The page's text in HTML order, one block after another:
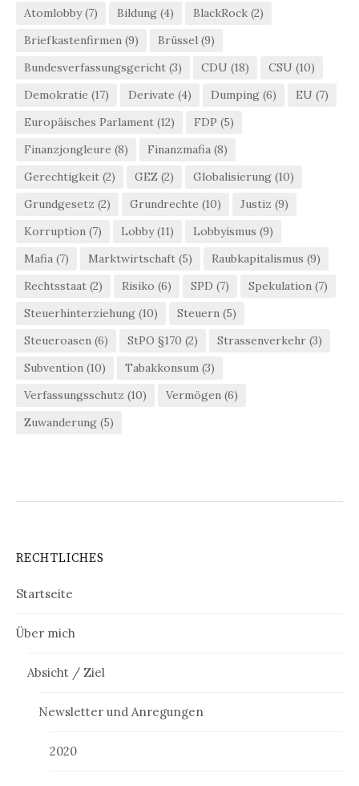
Atomlobby(7) Bildung (4) BlackRock (2)
Briefkastenfirmen (9) Brüssel (9)
Bundesverfassungsgericht (3) CDU (18) CSU (10)
Demokratie (17) Derivate (4) Dumping (6) EU (7)
Europäisches Parlament (12) FDP (5)
Finanzjongleure (8) Finanzmafia (8)
Gerechtigkeit (2) GEZ (2) Globalisierung (10)
Grundgesetz (2) Grundrechte (10) Justiz (9)
Korruption (7) Lobby(11) Lobbyismus (9)
Mafia (7) Marktwirtschaft (5) Raubkapitalismus (9)
Rechtsstaat (2) Risiko (6) SPD (7) Spekulation (7)
Steuerhinterziehung (10) Steuern (5)
Steueroasen (6) StPO §170 (2) Strassenverkehr (3)
Subvention (10) Tabakkonsum (3)
Verfassungsschutz (10) Vermögen (6)
Zuwanderung (5)
RECHTLICHES
Startseite
Über mich
Absicht / Ziel
Newsletter und Anregungen
2020